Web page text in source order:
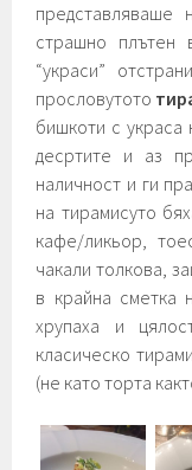
страшно плътен
“украси”
прословутото
бишкоти с украса
десртите и аз
наличност и ги
на тирамисуто
кафе/ликьор,
чакали толкова,
в крайна сметка
хрупаха и
класическо
(не като торта